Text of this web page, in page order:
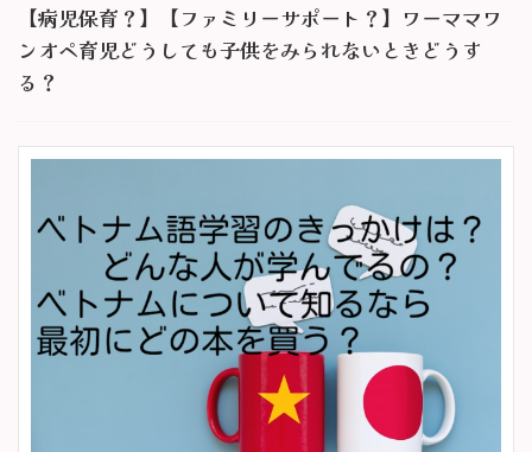
【病児保育？】【ファミリーサポート？】ワーママワ
ンオペ育児どうしても子供をみられないときどうす
る？